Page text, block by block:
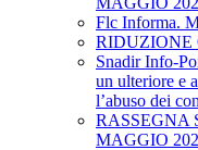
Flc Informa.
RIDUZIONE
Snadir Info-
un ulteriore e
l’abuso dei
RASSEGNA
MAGGIO